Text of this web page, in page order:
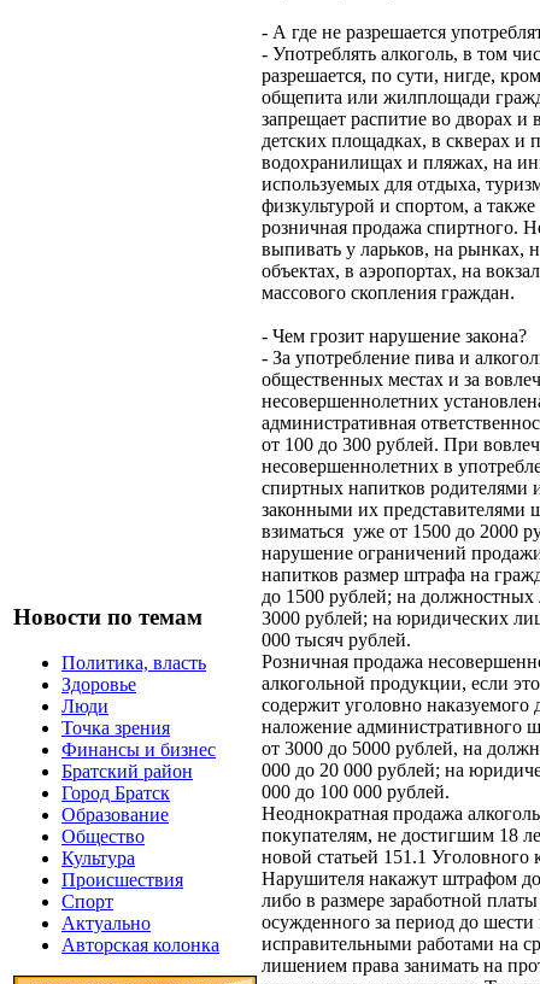
Новости по темам
Политика, власть
Здоровье
Люди
Точка зрения
Финансы и бизнес
Братский район
Город Братск
Образование
Общество
Культура
Происшествия
Спорт
Актуально
Авторская колонка
- А где не разрешается
- Употреблять алкоголь, в том
разрешается, по сути, нигде,
общепита или жилплощади
запрещает распитие во дворах и
детских площадках, в скверах и
водохранилищах и пляжах, на
используемых для отдыха,
физкультурой и спортом, а
розничная продажа спиртного.
выпивать у ларьков, на рынках,
объектах, в аэропортах, на
массового скопления граждан.
- Чем грозит нарушение закона?
- За употребление пива и
общественных местах и за
несовершеннолетних
административная
от 100 до 300 рублей. При
несовершеннолетних в
спиртных напитков
законными их представителями
взиматься уже от 1500 до 2000
нарушение ограничений
напитков размер штрафа на
до 1500 рублей; на должностных
3000 рублей; на юридических
000 тысяч рублей.
Розничная продажа
алкогольной продукции, если
содержит уголовно наказуемого
наложение административного
от 3000 до 5000 рублей, на
000 до 20 000 рублей; на
000 до 100 000 рублей.
Неоднократная продажа
покупателям, не достигшим 18
новой статьей 151.1 Уголовного
Нарушителя накажут штрафом
либо в размере заработной
осужденного за период до шести
исправительными работами на
лишением права занимать на